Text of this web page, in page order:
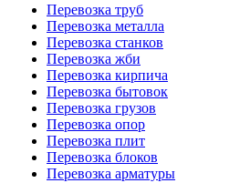
Перевозка труб
Перевозка металла
Перевозка станков
Перевозка жби
Перевозка кирпича
Перевозка бытовок
Перевозка грузов
Перевозка опор
Перевозка плит
Перевозка блоков
Перевозка арматуры